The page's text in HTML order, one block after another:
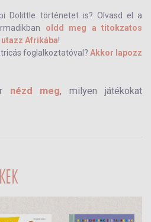
Dolittle történetet is? Olvasd el a
oldd meg a titokzatos
utazz Afrikába!
foglalkoztatóval? Akkor lapozz
nézd meg, milyen játékokat